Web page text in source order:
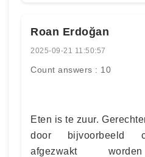
Roan Erdoğan
2025-09-21 11:50:57
Count answers : 10
Eten is te zuur.
door bijvoorbeeld
afgezwakt